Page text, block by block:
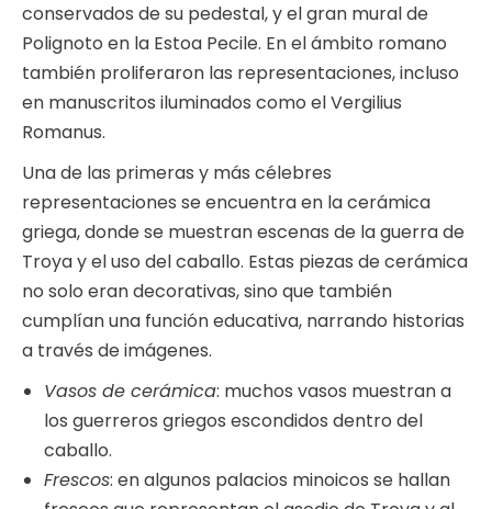
conservados de su pedestal, y el gran mural de
Polignoto en la Estoa Pecile. En el ámbito romano
también proliferaron las representaciones, incluso
en manuscritos iluminados como el Vergilius
Romanus.
Una de las primeras y más célebres
representaciones se encuentra en la cerámica
griega, donde se muestran escenas de la guerra de
Troya y el uso del caballo. Estas piezas de cerámica
no solo eran decorativas, sino que también
cumplían una función educativa, narrando historias
a través de imágenes.
Vasos de cerámica: muchos vasos muestran a
los guerreros griegos escondidos dentro del
caballo.
Frescos: en algunos palacios minoicos se hallan